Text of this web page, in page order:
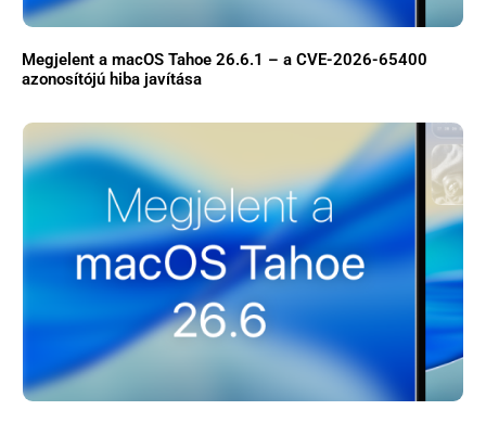
Megjelent a macOS Tahoe 26.6.1 – a CVE-2026-65400
azonosítójú hiba javítása